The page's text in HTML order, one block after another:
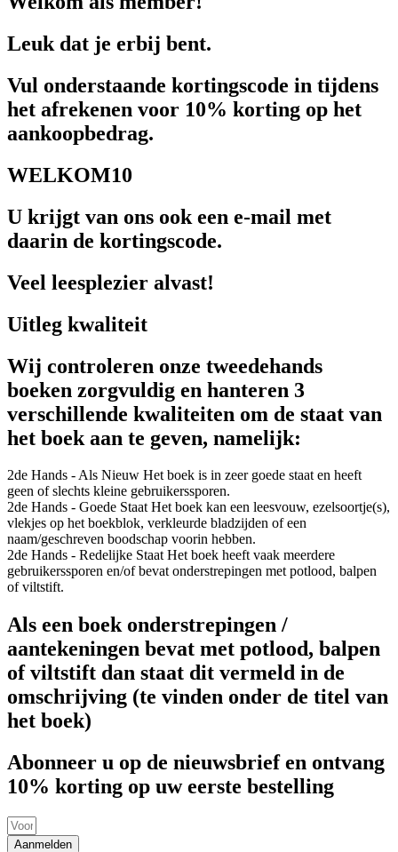
Leuk dat je erbij bent.
Vul onderstaande kortingscode in tijdens
het afrekenen voor 10% korting op het
aankoopbedrag.
WELKOM10
U krijgt van ons ook een e-mail met
daarin de kortingscode.
Veel leesplezier alvast!
Uitleg kwaliteit
Wij controleren onze tweedehands
boeken zorgvuldig en hanteren 3
verschillende kwaliteiten om de staat van
het boek aan te geven, namelijk:
2de Hands - Als Nieuw Het boek is in zeer goede staat en heeft
geen of slechts kleine gebruikerssporen.
2de Hands - Goede Staat Het boek kan een leesvouw, ezelsoortje(s),
vlekjes op het boekblok, verkleurde bladzijden of een
naam/geschreven boodschap voorin hebben.
2de Hands - Redelijke Staat Het boek heeft vaak meerdere
gebruikerssporen en/of bevat onderstrepingen met potlood, balpen
of viltstift.
Als een boek onderstrepingen /
aantekeningen bevat met potlood, balpen
of viltstift dan staat dit vermeld in de
omschrijving (te vinden onder de titel van
het boek)
Abonneer u op de nieuwsbrief en ontvang
10% korting op uw eerste bestelling
Aanmelden